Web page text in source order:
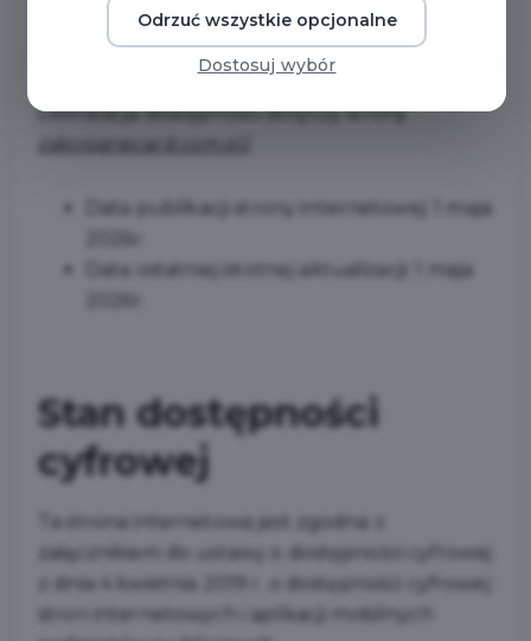
internetowych i aplikacji mobilnych
podmiotów publicznych.
Deklaracja dostępności dotyczy strony
zakopanecard.com.pl/
Data publikacji strony internetowej:
1 maja
Data ostatniej istotnej aktualizacji:
1 maja
Stan dostępności
cyfrowej
Ta strona internetowa jest zgodna z
załącznikiem do ustawy o dostępności cyfrowej
z dnia 4 kwietnia 2019 r. o dostępności cyfrowej
stron internetowych i aplikacji mobilnych
Odrzuć wszystkie opcjonalne
Dostosuj wybór